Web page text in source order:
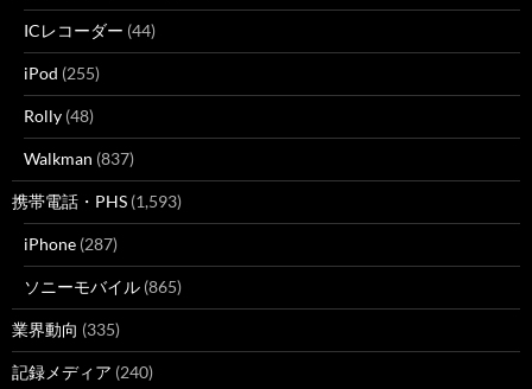
ICレコーダー (44)
iPod (255)
Rolly (48)
Walkman (837)
携帯電話・PHS (1,593)
iPhone (287)
ソニーモバイル (865)
業界動向 (335)
記録メディア (240)